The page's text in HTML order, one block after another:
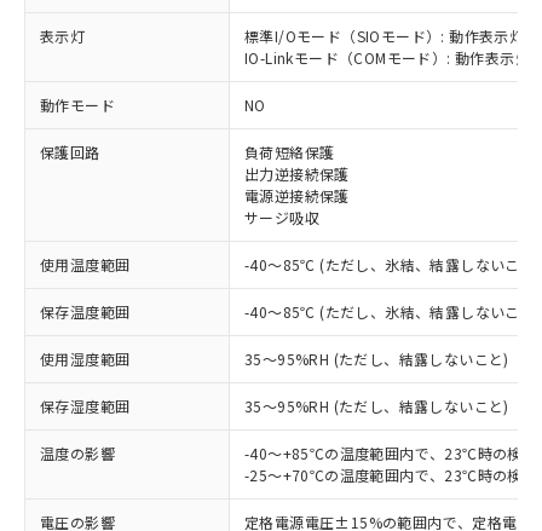
表示灯
標準I/Oモード（SIOモード）: 動作表示灯(
IO-Linkモード（COMモード）: 動作表示
動作モード NO
保護回路
負荷短絡保護
出力逆接続保護
電源逆接続保護
サージ吸収
使用温度範囲 -40～85℃ (ただし、氷結、結露しないこと)
保存温度範囲 -40～85℃ (ただし、氷結、結露しないこと)
使用湿度範囲 35～95%RH (ただし、結露しないこと)
保存湿度範囲 35～95%RH (ただし、結露しないこと)
温度の影響
-40～+85℃の温度範囲内で、23℃時の検
-25～+70℃の温度範囲内で、23℃時の検
電圧の影響 定格電源電圧±15%の範囲内で、定格電
ご利用条件
以下の条件をお読みいただき、同意のうえ
本サービスは、当社制御機器事業取扱
商品の当社在庫状況および標準価格
(税抜)を提供させていただくもので
当社制御機器事業取扱商品の中には、
本サービスの対象外となる商品もある
ことをご了承ください。
対応済み：EU RoHS指令（10物質）の
非含有に対応した製品が提供可能な商品で
対応予定：EU RoHS指令（10物質）の非含
有に対応した製品に切り替える予定のある
商品です。
対応予定なし：EU RoHS指令（10物質）の
非含有に非対応の商品で、対応品を出す予
定はありません。
調査・確認中：EU RoHS指令（10物質）の
非含有の対応状況を調査中または確認中の
商品です。
非該当品：ライセンス料など無形物で、有
害物質有無と関係のない商品です。
仕入先様の事情により、非含有部品として
いたものが、含有品と判明した場合などや
※1 中国RoHS○×表
「○」：最大均質材料含有率が中国RoHSの
基準値以下であることを示します。
「×」：最大均質材料含有率が中国RoHSの
基準値を超えていることを示します。
当社は、これら貴社製品のうち、外国